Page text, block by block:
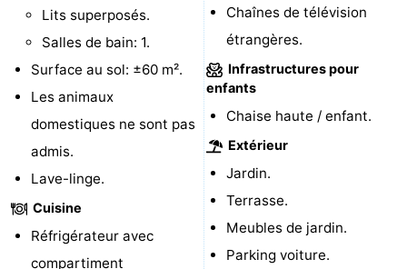
golf
Sportive
Equitation
Boire
manger
Conduite
l'anneau
Forum
Lits superposés.
Salles de bain: 1.
Surface au sol: ±60 m².
Les animaux
domestiques ne sont pas
admis.
Lave-linge.
Cuisine
Réfrigérateur avec
compartiment
Chaînes de télévision
étrangères.
Infrastructures pour
enfants
Chaise haute / enfant.
Extérieur
Jardin.
Terrasse.
Meubles de jardin.
Parking voiture.